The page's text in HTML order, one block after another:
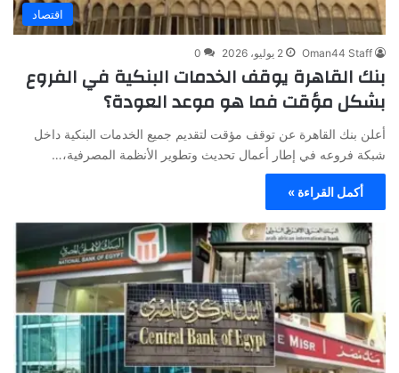
اقتصاد
Oman44 Staff 2 يوليو، 2026 0
بنك القاهرة يوقف الخدمات البنكية في الفروع
بشكل مؤقت فما هو موعد العودة؟
أعلن بنك القاهرة عن توقف مؤقت لتقديم جميع الخدمات البنكية داخل
شبكة فروعه في إطار أعمال تحديث وتطوير الأنظمة المصرفية،…
أكمل القراءة »